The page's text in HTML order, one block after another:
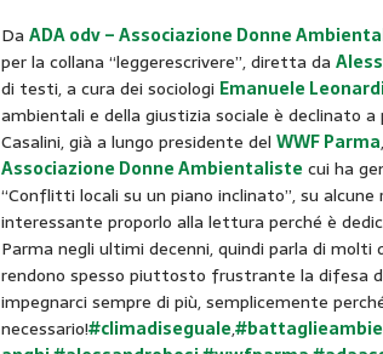
Da ADA odv – Associazione Donne
per la collana “leggerescrivere”, diretta da
di testi, a cura dei sociologi Emanuele
ambientali e della giustizia sociale è declinato
Casalini, già a lungo presidente del WWF Parma
Associazione Donne Ambientaliste cui ha
“Conflitti locali su un piano inclinato”, su
interessante proporlo alla lettura perché è
Parma negli ultimi decenni, quindi parla di
rendono spesso piuttosto frustrante la difesa
impegnarci sempre di più, semplicemente
necessario!#climadiseguale,